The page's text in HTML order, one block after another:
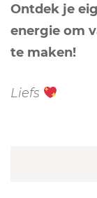
Ontdek je
energie om
te maken!
Liefs